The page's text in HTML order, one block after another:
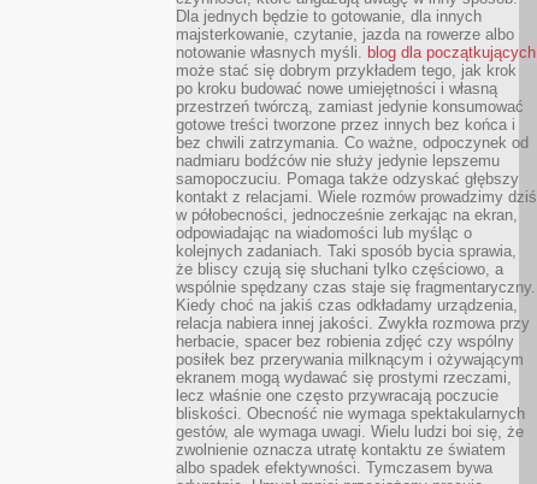
Dla jednych będzie to gotowanie, dla innych
majsterkowanie, czytanie, jazda na rowerze albo
notowanie własnych myśli. blog dla początkujących
może stać się dobrym przykładem tego, jak krok
po kroku budować nowe umiejętności i własną
przestrzeń twórczą, zamiast jedynie konsumować
gotowe treści tworzone przez innych bez końca i
bez chwili zatrzymania. Co ważne, odpoczynek od
nadmiaru bodźców nie służy jedynie lepszemu
samopoczuciu. Pomaga także odzyskać głębszy
kontakt z relacjami. Wiele rozmów prowadzimy dziś
w półobecności, jednocześnie zerkając na ekran,
odpowiadając na wiadomości lub myśląc o
kolejnych zadaniach. Taki sposób bycia sprawia,
że bliscy czują się słuchani tylko częściowo, a
wspólnie spędzany czas staje się fragmentaryczny.
Kiedy choć na jakiś czas odkładamy urządzenia,
relacja nabiera innej jakości. Zwykła rozmowa przy
herbacie, spacer bez robienia zdjęć czy wspólny
posiłek bez przerywania milknącym i ożywającym
ekranem mogą wydawać się prostymi rzeczami,
lecz właśnie one często przywracają poczucie
bliskości. Obecność nie wymaga spektakularnych
gestów, ale wymaga uwagi. Wielu ludzi boi się, że
zwolnienie oznacza utratę kontaktu ze światem
albo spadek efektywności. Tymczasem bywa